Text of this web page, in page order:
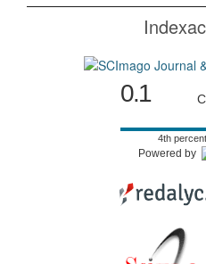
0.1
4th
Powered by